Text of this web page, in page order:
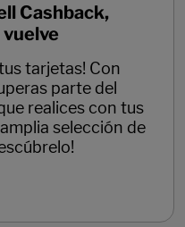
Cashback,
tarjetas! Con
parte del
realices con tus
selección de